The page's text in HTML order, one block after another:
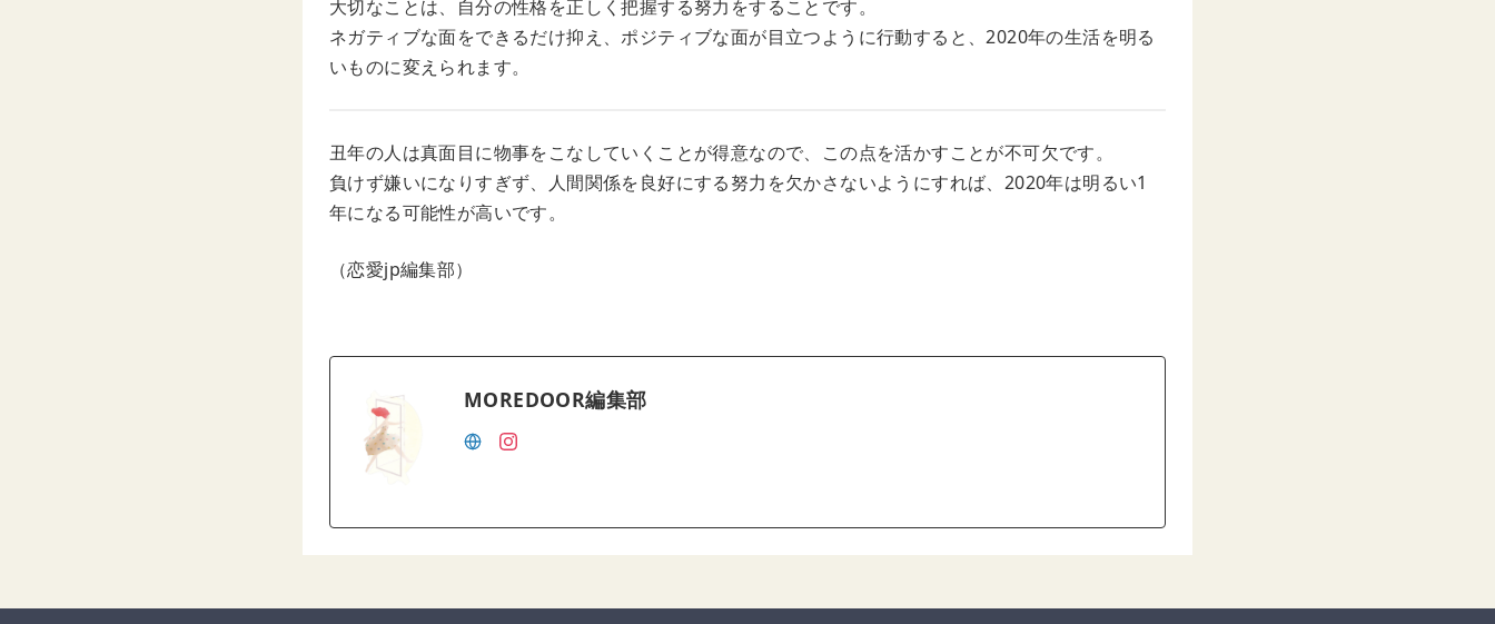
大切なことは、自分の性格を正しく把握する努力をすることです。
ネガティブな面をできるだけ抑え、ポジティブな面が目立つように行動すると、2020年の生活を明る
いものに変えられます。
丑年の人は真面目に物事をこなしていくことが得意なので、この点を活かすことが不可欠です。
負けず嫌いになりすぎず、人間関係を良好にする努力を欠かさないようにすれば、2020年は明るい1
年になる可能性が高いです。
（恋愛jp編集部）
MOREDOOR編集部